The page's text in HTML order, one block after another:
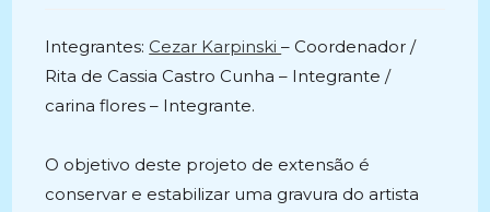
Integrantes: Cezar Karpinski– Coordenador /
Rita de Cassia Castro Cunha – Integrante /
carina flores – Integrante.
O objetivo deste projeto de extensão é
conservar e estabilizar uma gravura do artista